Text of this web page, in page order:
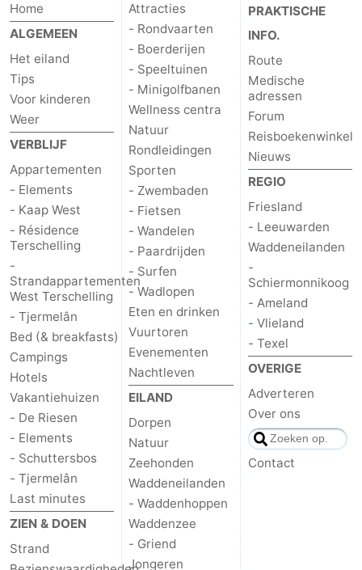
Home
ALGEMEEN
Het eiland
Tips
Voor kinderen
Weer
VERBLIJF
Appartementen
- Elements
- Kaap West
- Résidence
Terschelling
-
Strandappartementen
West Terschelling
- Tjermelân
Bed (& breakfasts)
Campings
Hotels
Vakantiehuizen
- De Riesen
- Elements
- Schuttersbos
- Tjermelân
Last minutes
ZIEN & DOEN
Strand
Attracties
- Rondvaarten
- Boerderijen
- Speeltuinen
- Minigolfbanen
Wellness centra
Natuur
Rondleidingen
Sporten
- Zwembaden
- Fietsen
- Wandelen
- Paardrijden
- Surfen
- Wadlopen
Eten en drinken
Vuurtoren
Evenementen
Nachtleven
EILAND
Dorpen
Natuur
Zeehonden
Waddeneilanden
- Waddenhoppen
Waddenzee
- Griend
Jongeren
PRAKTISCHE
INFO.
Route
Medische
adressen
Forum
Reisboekenwinkel
Nieuws
REGIO
Friesland
- Leeuwarden
Waddeneilanden
-
Schiermonnikoog
- Ameland
- Vlieland
- Texel
OVERIGE
Adverteren
Over ons
Contact